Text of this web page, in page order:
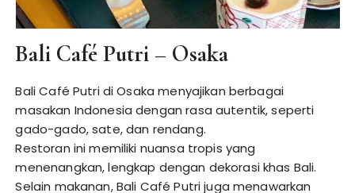
Bali Café Putri – Osaka
Bali Café Putri di Osaka menyajikan berbagai
masakan Indonesia dengan rasa autentik, seperti
gado-gado, sate, dan rendang.
Restoran ini memiliki nuansa tropis yang
menenangkan, lengkap dengan dekorasi khas Bali.
Selain makanan, Bali Café Putri juga menawarkan